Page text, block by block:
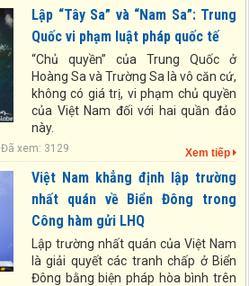
Lập “Tây Sa” và “Nam Sa”: Trung
Quốc vi phạm luật pháp quốc tế
“Chủ quyền” của Trung Quốc ở
Hoàng Sa và Trường Sa là vô căn cứ,
không có giá trị, vi phạm chủ quyền
của Việt Nam đối với hai quần đảo
này.
Đã xem: 3129 Xem tiếp
Việt Nam khẳng định lập trường
nhất quán về Biển Đông trong
Công hàm gửi LHQ
Lập trường nhất quán của Việt Nam
là giải quyết các tranh chấp ở Biển
Đông bằng biện pháp hòa bình trên